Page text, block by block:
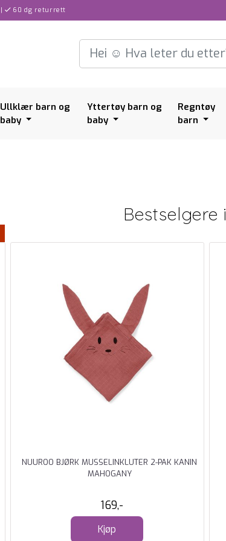
| 60 dg returrett
Ullklær barn og
baby
Yttertøy barn og
baby
Regntøy
barn
Bestselgere i
NUUROO BJØRK MUSSELINKLUTER 2-PAK KANIN
MAHOGANY
169,-
Kjøp